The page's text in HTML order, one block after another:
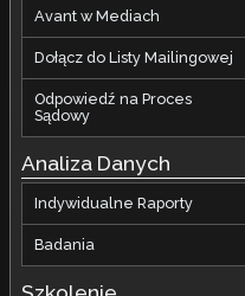
Avant w Mediach
Dołącz do Listy Mailingowej
Odpowiedź na Proces
Sądowy
Analiza Danych
Indywidualne Raporty
Badania